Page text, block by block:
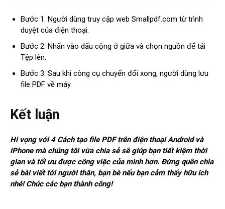
Bước 1: Người dùng truy cập web Smallpdf.com từ trình
duyệt của điện thoại.
Bước 2: Nhấn vào dấu cộng ở giữa và chọn nguồn để tải
Tệp lên.
Bước 3: Sau khi công cụ chuyển đổi xong, người dùng lưu
file PDF về máy.
Kết luận
Hi vọng với 4 Cách tạo file PDF trên điện thoại Android và
iPhone mà chúng tôi vừa chia sẻ sẽ giúp bạn tiết kiệm thời
gian và tối ưu được công việc của mình hơn. Đừng quên chia
sẻ bài viết tới người thân, bạn bè nếu bạn cảm thấy hữu ích
nhé! Chúc các bạn thành công!